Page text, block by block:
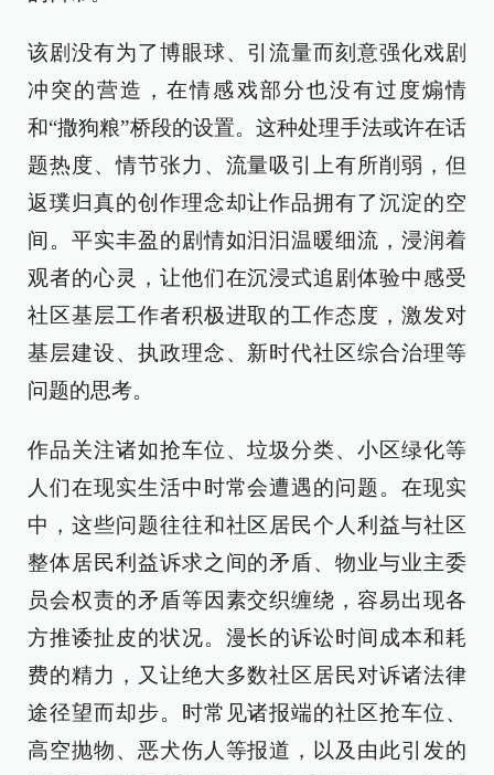
该剧没有为了博眼球、引流量而刻意强化戏剧
冲突的营造，在情感戏部分也没有过度煽情
和“撒狗粮”桥段的设置。这种处理手法或许在话
题热度、情节张力、流量吸引上有所削弱，但
返璞归真的创作理念却让作品拥有了沉淀的空
间。平实丰盈的剧情如汩汩温暖细流，浸润着
观者的心灵，让他们在沉浸式追剧体验中感受
社区基层工作者积极进取的工作态度，激发对
基层建设、执政理念、新时代社区综合治理等
问题的思考。
作品关注诸如抢车位、垃圾分类、小区绿化等
人们在现实生活中时常会遭遇的问题。在现实
中，这些问题往往和社区居民个人利益与社区
整体居民利益诉求之间的矛盾、物业与业主委
员会权责的矛盾等因素交织缠绕，容易出现各
方推诿扯皮的状况。漫长的诉讼时间成本和耗
费的精力，又让绝大多数社区居民对诉诸法律
途径望而却步。时常见诸报端的社区抢车位、
高空抛物、恶犬伤人等报道，以及由此引发的